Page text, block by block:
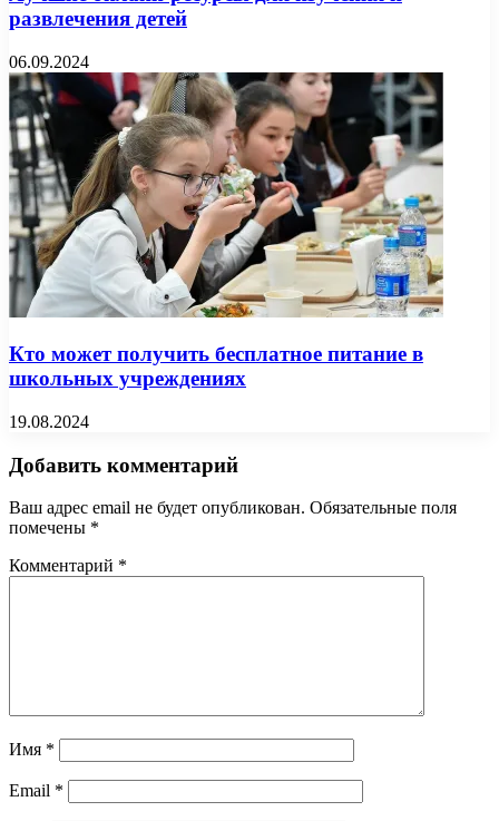
развлечения детей
06.09.2024
Кто может получить бесплатное питание в
школьных учреждениях
19.08.2024
Добавить комментарий
Ваш адрес email не будет опубликован. Обязательные поля
помечены *
Комментарий *
Имя *
Email *